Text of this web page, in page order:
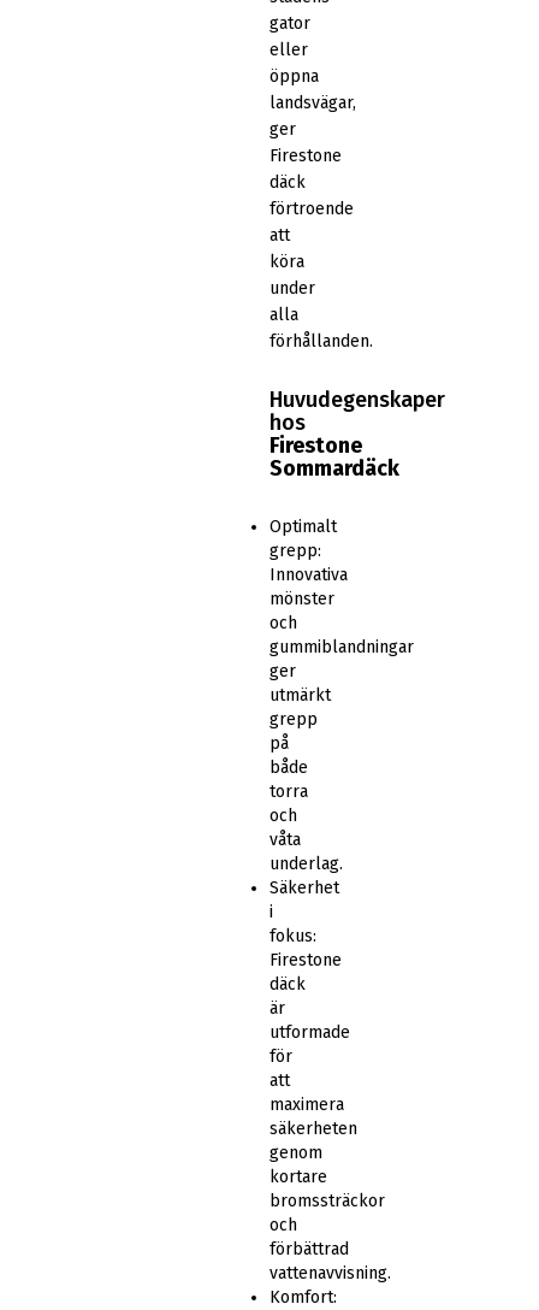
gator
eller
öppna
landsvägar,
ger
Firestone
däck
förtroende
att
köra
under
alla
förhållanden.
Huvudegenskaper
hos
Firestone
Sommardäck
Optimalt
grepp:
Innovativa
mönster
och
gummiblandningar
ger
utmärkt
grepp
på
både
torra
och
våta
underlag.
Säkerhet
i
fokus:
Firestone
däck
är
utformade
för
att
maximera
säkerheten
genom
kortare
bromssträckor
och
förbättrad
vattenavvisning.
Komfort: